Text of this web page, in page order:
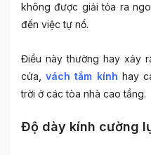
không được giải tỏa ra
đến việc tự nổ.
Điều này thường hay xảy
cửa,vách tắm kính hay
trời ở các tòa nhà cao tầng.
Độ dày kính cường